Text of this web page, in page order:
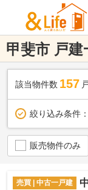
甲斐市 戸建
該当物件数 157
絞り込み条件：
販売物件のみ
売買 | 中古一戸建